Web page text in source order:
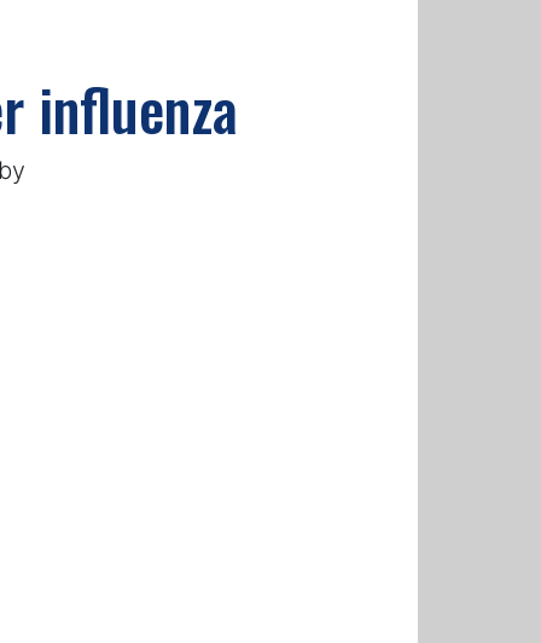
influenza